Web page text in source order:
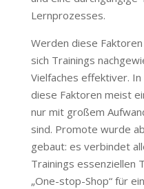
Lernprozesses.
Werden diese
sich Trainings
Vielfaches effektiver.
diese Faktoren meist
nur mit großem
sind. Promote wurde
gebaut: es verbindet
Trainings essenziellen
„One-stop-Shop“ für